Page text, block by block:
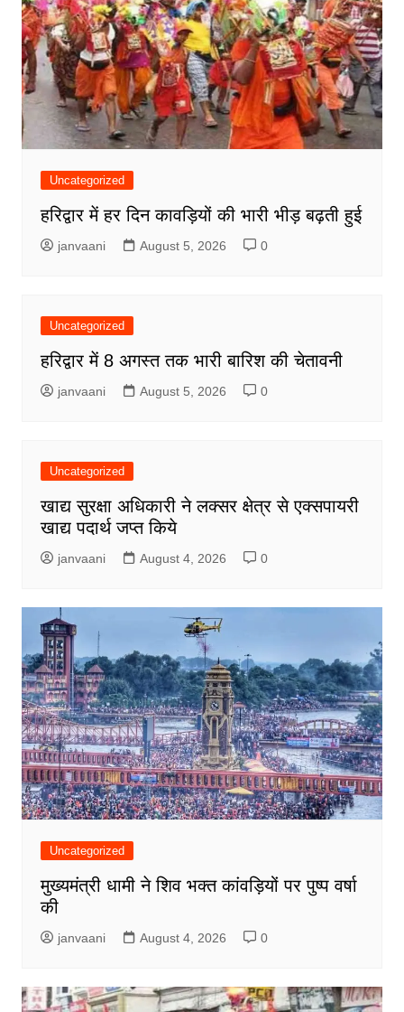
Uncategorized
हरिद्वार में हर दिन कावड़ियों की भारी भीड़ बढ़ती हुई
janvaani August 5, 2026 0
Uncategorized
हरिद्वार में 8 अगस्त तक भारी बारिश की चेतावनी
janvaani August 5, 2026 0
Uncategorized
खाद्य सुरक्षा अधिकारी ने लक्सर क्षेत्र से एक्सपायरी
खाद्य पदार्थ जप्त किये
janvaani August 4, 2026 0
Uncategorized
मुख्यमंत्री धामी ने शिव भक्त कांवड़ियों पर पुष्प वर्षा
की
janvaani August 4, 2026 0